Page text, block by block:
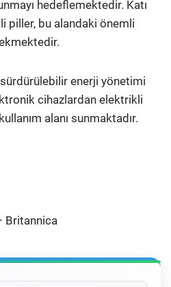
hedeflemektedir. Katı
piller, bu alandaki önemli
enerji yönetimi
cihazlardan elektrikli
alanı sunmaktadır.
Britannica